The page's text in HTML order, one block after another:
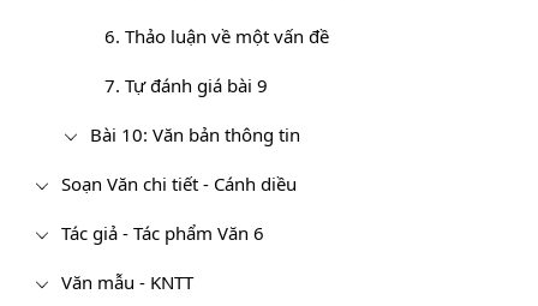
6. Thảo luận về một vấn đề
7. Tự đánh giá bài 9
Bài 10: Văn bản thông tin
Soạn Văn chi tiết - Cánh diều
Tác giả - Tác phẩm Văn 6
Văn mẫu - KNTT